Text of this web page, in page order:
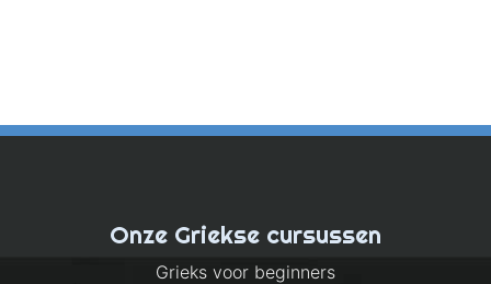
Onze Griekse cursussen
Grieks voor beginners